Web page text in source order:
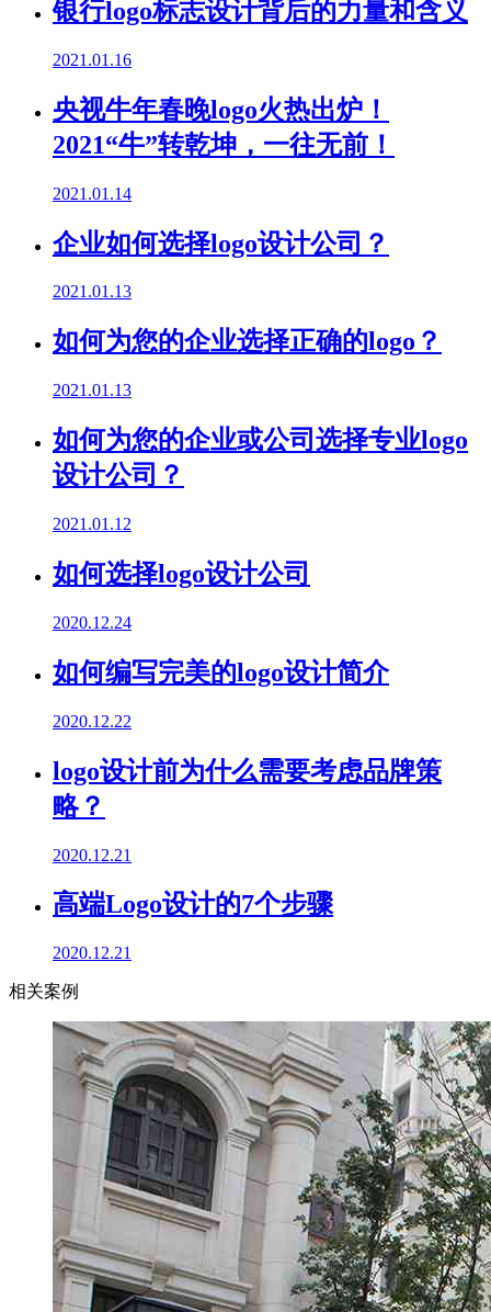
银行logo标志设计背后的力量和含义
2021.01.16
央视牛年春晚logo火热出炉！
2021“牛”转乾坤，一往无前！
2021.01.14
企业如何选择logo设计公司？
2021.01.13
如何为您的企业选择正确的logo？
2021.01.13
如何为您的企业或公司选择专业logo
设计公司？
2021.01.12
如何选择logo设计公司
2020.12.24
如何编写完美的logo设计简介
2020.12.22
logo设计前为什么需要考虑品牌策
略？
2020.12.21
高端Logo设计的7个步骤
2020.12.21
相关案例